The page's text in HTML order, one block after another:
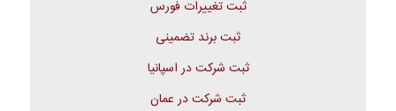
ثبت تغییرات فورس
ثبت برند تضمینی
ثبت شرکت در اسپانیا
ثبت شرکت در عمان